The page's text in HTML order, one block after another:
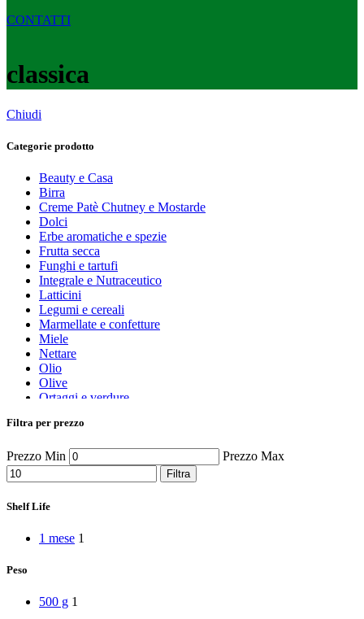
CONTATTI
classica
Chiudi
Categorie prodotto
Beauty e Casa
Birra
Creme Patè Chutney e Mostarde
Dolci
Erbe aromatiche e spezie
Frutta secca
Funghi e tartufi
Integrale e Nutraceutico
Latticini
Legumi e cereali
Marmellate e confetture
Miele
Nettare
Olio
Olive
Ortaggi e verdure
Peperoncino
Prodotti da forno
Rafano
Semi
Sott’oli e conserve
Sughi pronti e passate
Vari
Filtra per prezzo
Prezzo Min Prezzo Max
Filtra
Shelf Life
1 mese 1
Peso
500 g 1